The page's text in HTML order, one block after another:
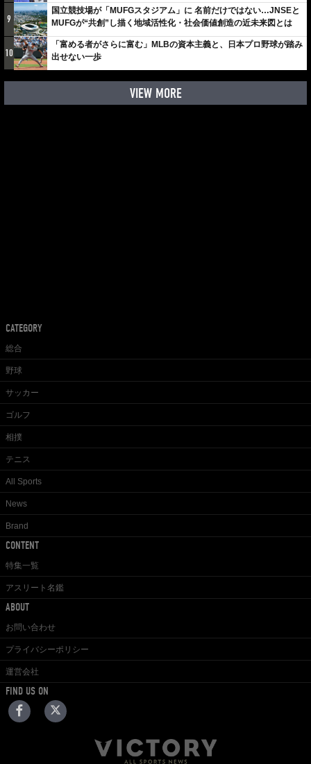
9
国立競技場が「MUFGスタジアム」に 名前だけではない…JNSEと
MUFGが“共創”し描く地域活性化・社会価値創造の近未来図とは
10
「富める者がさらに富む」MLBの資本主義と、日本プロ野球が踏み
出せない一歩
VIEW MORE
CATEGORY
総合
野球
サッカー
ゴルフ
相撲
テニス
All Sports
News
Brand
CONTENT
特集一覧
アスリート名鑑
ABOUT
お問い合わせ
プライバシーポリシー
運営会社
FIND US ON